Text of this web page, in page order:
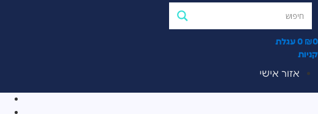
₪0
0 עגלת
קניות
אזור אישי